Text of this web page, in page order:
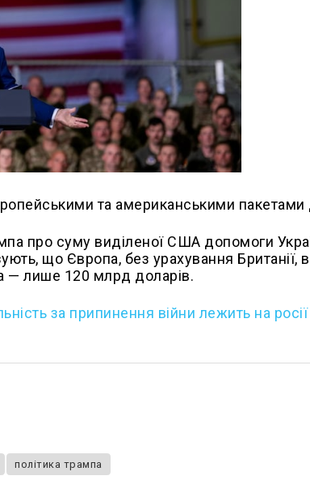
та американськими
про суму виділеної США допомоги
що Європа, без урахування Британії,
— лише 120 млрд доларів.
за припинення війни лежить на росії
політика трампа